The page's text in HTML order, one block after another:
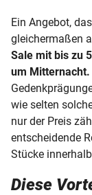
Ein Angebot,
gleichermaßen
Sale mit bis zu
um Mitternacht.
wie selten
nur der Preis
entscheidende
Stücke
Diese